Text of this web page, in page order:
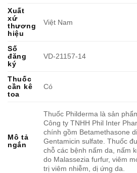
Xuất
xứ
thương
hiệu
Việt Nam
Số
đăng
ký
VD-21157-14
Thuốc
cần kê
toa
Có
Mô tả
ngắn
Thuốc Philderma là sản
Công ty TNHH Phil Inter
chính gồm Betamethasone
Gentamicin sulfate. Thuốc
chỗ các bệnh nấm da, nấm
do Malassezia furfur, viêm
trị viêm nhiễm, dị ứng da.